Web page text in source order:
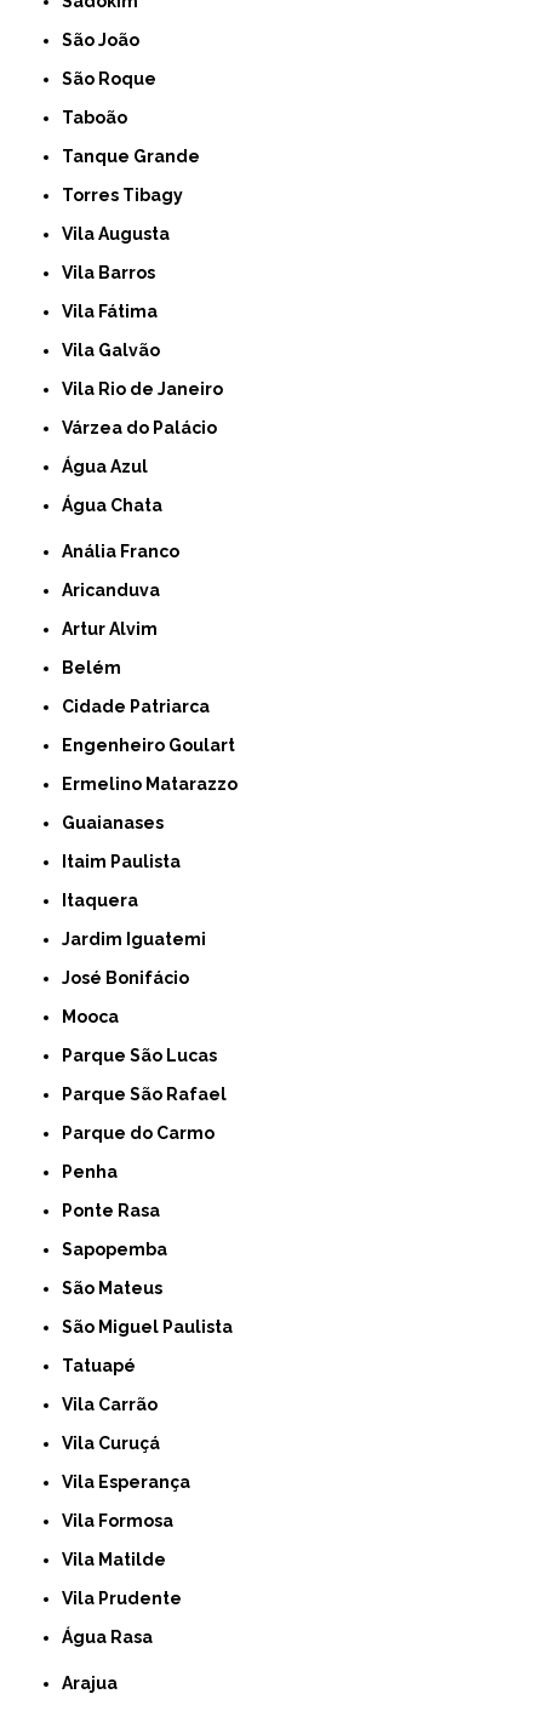
São João
São Roque
Taboão
Tanque Grande
Torres Tibagy
Vila Augusta
Vila Barros
Vila Fátima
Vila Galvão
Vila Rio de Janeiro
Várzea do Palácio
Água Azul
Água Chata
Anália Franco
Aricanduva
Artur Alvim
Belém
Cidade Patriarca
Engenheiro Goulart
Ermelino Matarazzo
Guaianases
Itaim Paulista
Itaquera
Jardim Iguatemi
José Bonifácio
Mooca
Parque São Lucas
Parque São Rafael
Parque do Carmo
Penha
Ponte Rasa
Sapopemba
São Mateus
São Miguel Paulista
Tatuapé
Vila Carrão
Vila Curuçá
Vila Esperança
Vila Formosa
Vila Matilde
Vila Prudente
Água Rasa
Arajua